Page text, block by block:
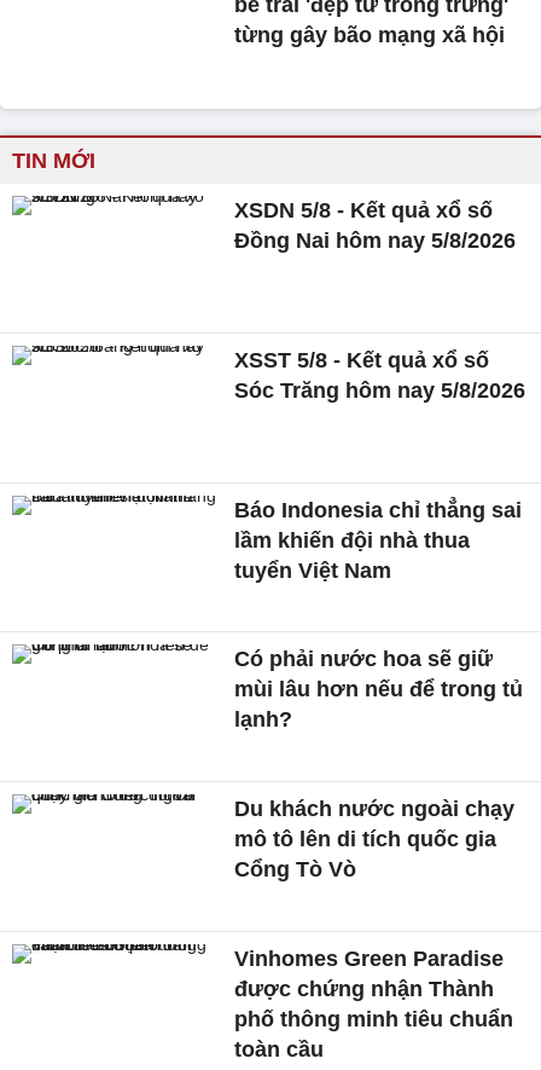
bé trai 'đẹp từ trong trứng'
từng gây bão mạng xã hội
TIN MỚI
XSDN 5/8 - Kết quả xổ số
Đồng Nai hôm nay 5/8/2026
XSST 5/8 - Kết quả xổ số
Sóc Trăng hôm nay 5/8/2026
Báo Indonesia chỉ thẳng sai
lầm khiến đội nhà thua
tuyển Việt Nam
Có phải nước hoa sẽ giữ
mùi lâu hơn nếu để trong tủ
lạnh?
Du khách nước ngoài chạy
mô tô lên di tích quốc gia
Cổng Tò Vò
Vinhomes Green Paradise
được chứng nhận Thành
phố thông minh tiêu chuẩn
toàn cầu